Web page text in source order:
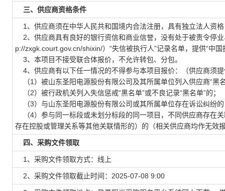
三、供应商资格条件
1、供应商须在中华人民共和国境内合法注册，具有独立法人资
2、供应商具有良好的银行资信和商业信誉，没有处于被责令停
p://zxgk.court.gov.cn/shixin/）“失信被执行人”记录名单，提供“中
3、本项目不接受联合体报价，不允许转包、分包。
4、供应商有以下任一情况的不得参与本项目报价：（供应商须
（1）被山东圣阳电源股份有限公司及其所属单位列入供应商“黑
（2）被行政机关列入失信惩戒“黑名单”或不良记录“黑名单”的；
（3）与山东圣阳电源股份有限公司或其所属单位存在诉讼纠纷
（4）参与同一标段或未划分标段的同一项目，不同供应商存在
存在控股或管理关系等其他关联情形的）的（相关供应商均作无效
四、采购文件领取
1、采购文件领取方式：线上
2、采购文件领取截止时间：2025-07-08 9:00